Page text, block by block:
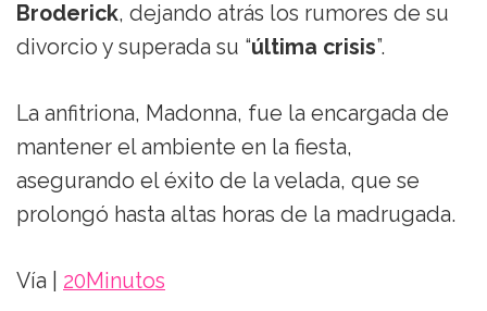
Broderick, dejando atrás los rumores de su
divorcio y superada su “última crisis”.
La anfitriona, Madonna, fue la encargada de
mantener el ambiente en la fiesta,
asegurando el éxito de la velada, que se
prolongó hasta altas horas de la madrugada.
Vía | 20Minutos